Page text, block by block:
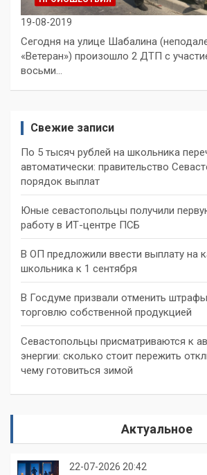
19-08-2019
Сегодня на улице Шабалина
«Ветеран») произошло 2 ДТП с
восьми…
Свежие записи
По 5 тысяч рублей на школьника
автоматически: правительство
порядок выплат
Юные севастопольцы получили
работу в ИТ-центре ПСБ
В ОП предложили ввести выплату на
школьника к 1 сентября
В Госдуме призвали отменить
торговлю собственной продукцией
Севастопольцы присматриваются к
энергии: сколько стоит пережить
чему готовиться зимой
Актуальное
22-07-2026 20:42